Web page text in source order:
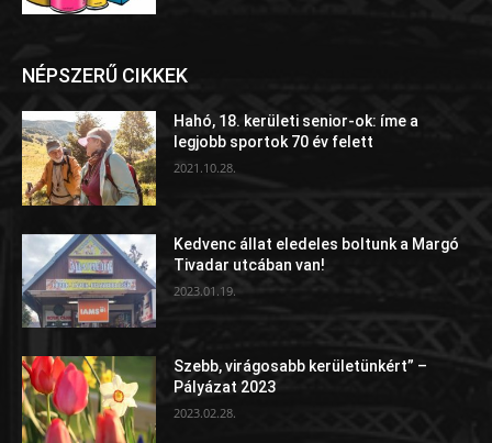
NÉPSZERŰ CIKKEK
Hahó, 18. kerületi senior-ok: íme a
legjobb sportok 70 év felett
2021.10.28.
Kedvenc állat eledeles boltunk a Margó
Tivadar utcában van!
2023.01.19.
Szebb, virágosabb kerületünkért” –
Pályázat 2023
2023.02.28.